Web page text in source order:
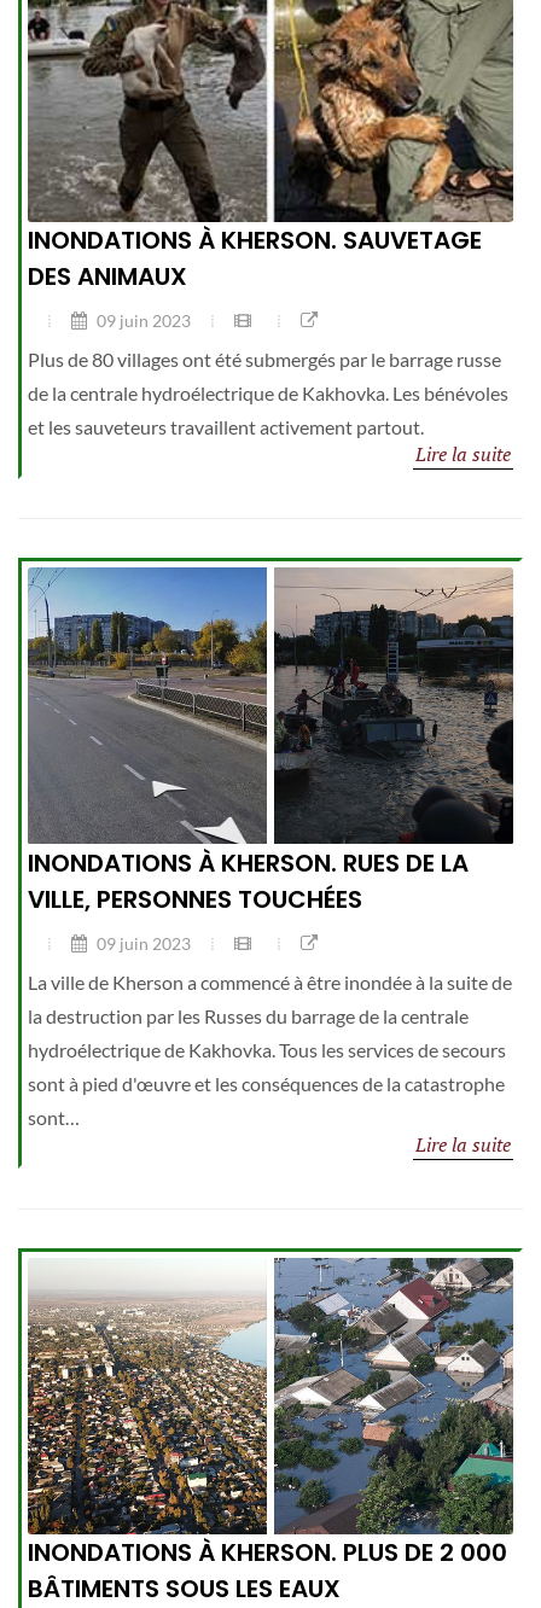
INONDATIONS À KHERSON. SAUVETAGE
DES ANIMAUX
09 juin 2023
Plus de 80 villages ont été submergés par le barrage russe
de la centrale hydroélectrique de Kakhovka. Les bénévoles
et les sauveteurs travaillent activement partout.
Lire la suite
INONDATIONS À KHERSON. RUES DE LA
VILLE, PERSONNES TOUCHÉES
09 juin 2023
La ville de Kherson a commencé à être inondée à la suite de
la destruction par les Russes du barrage de la centrale
hydroélectrique de Kakhovka. Tous les services de secours
sont à pied d'œuvre et les conséquences de la catastrophe
sont…
Lire la suite
INONDATIONS À KHERSON. PLUS DE 2 000
BÂTIMENTS SOUS LES EAUX